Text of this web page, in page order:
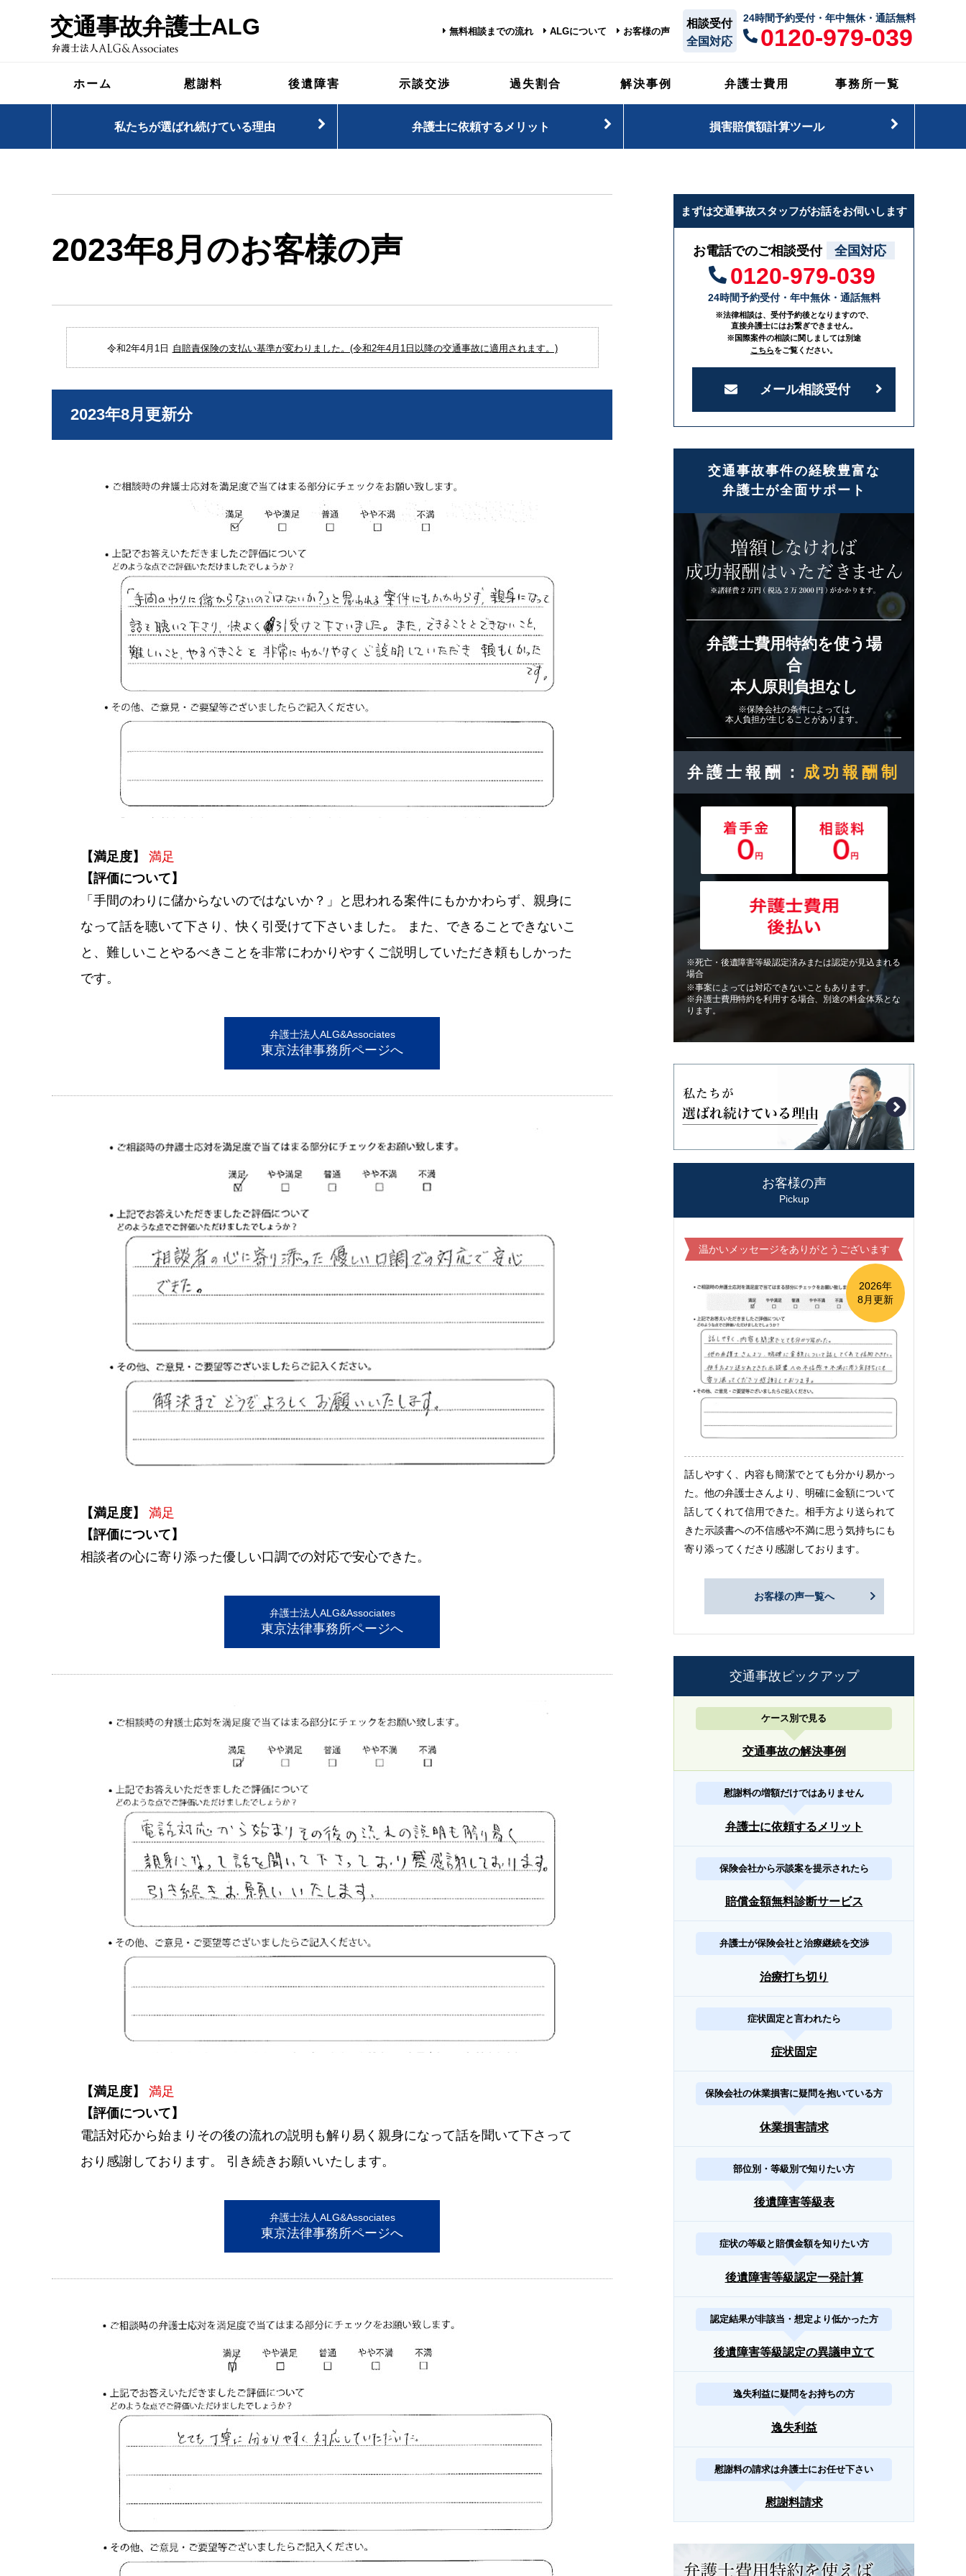
交通事故弁護士ALG 無料相談までの流れ ALGについて お客様の声
相談受付
全国対応
24時間予約受付・年中無休・通話無料
0120-979-039
ホーム 慰謝料 後遺障害 示談交渉 過失割合 解決事例 弁護士費用 事務所一覧
私たちが選ばれ続けている理由 弁護士に依頼するメリット 損害賠償額計算ツール
2023年8月のお客様の声
令和2年4月1日 自賠責保険の支払い基準が変わりました。(令和2年4月1日以降の交通事故に適用されます。)
2023年8月更新分
【満足度】
満足
【評価について】
「手間のわりに儲からないのではないか？」と思われる案件にもかかわらず、親身に
なって話を聴いて下さり、快く引受けて下さいました。 また、できることできないこ
と、難しいことやるべきことを非常にわかりやすくご説明していただき頼もしかった
です。
弁護士法人ALG&Associates
東京法律事務所ページへ
【満足度】
満足
【評価について】
相談者の心に寄り添った優しい口調での対応で安心できた。
弁護士法人ALG&Associates
東京法律事務所ページへ
【満足度】
満足
【評価について】
電話対応から始まりその後の流れの説明も解り易く親身になって話を聞いて下さって
おり感謝しております。 引き続きお願いいたします。
弁護士法人ALG&Associates
東京法律事務所ページへ
まずは交通事故スタッフがお話をお伺いします
お電話でのご相談受付 全国対応
0120-979-039
24時間予約受付・年中無休・通話無料
※法律相談は、受付予約後となりますので、
直接弁護士にはお繋ぎできません。
※国際案件の相談に関しましては別途
こちらをご覧ください。
メール相談受付
交通事故事件の経験豊富な
弁護士が全面サポート
弁護士費用特約を使う場
合
本人原則負担なし
※保険会社の条件によっては
本人負担が生じることがあります。
弁護士報酬： 成功報酬制
※死亡・後遺障害等級認定済みまたは認定が見込まれる
場合
※事案によっては対応できないこともあります。
※弁護士費用特約を利用する場合、別途の料金体系とな
ります。
お客様の声
Pickup
温かいメッセージをありがとうございます
2026年
8月更新
話しやすく、内容も簡潔でとても分かり易かっ
た。他の弁護士さんより、明確に金額について
話してくれて信用できた。相手方より送られて
きた示談書への不信感や不満に思う気持ちにも
寄り添ってくださり感謝しております。
お客様の声一覧へ
交通事故ピックアップ
ケース別で見る
交通事故の解決事例
慰謝料の増額だけではありません
弁護士に依頼するメリット
保険会社から示談案を提示されたら
賠償金額無料診断サービス
弁護士が保険会社と治療継続を交渉
治療打ち切り
症状固定と言われたら
症状固定
保険会社の休業損害に疑問を抱いている方
休業損害請求
部位別・等級別で知りたい方
後遺障害等級表
症状の等級と賠償金額を知りたい方
後遺障害等級認定一発計算
認定結果が非該当・想定より低かった方
後遺障害等級認定の異議申立て
逸失利益に疑問をお持ちの方
逸失利益
慰謝料の請求は弁護士にお任せ下さい
慰謝料請求